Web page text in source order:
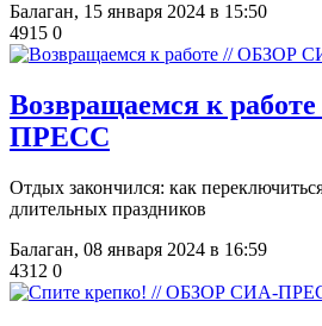
Балаган, 15 января 2024 в 15:50
4915 0
Возвращаемся к
ПРЕСС
Отдых закончился: как
длительных праздников
Балаган, 08 января 2024 в 16:59
4312 0